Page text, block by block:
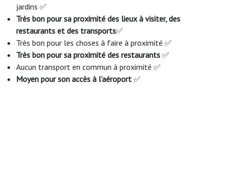
jardins ✅
Très bon pour sa proximité des lieux à visiter, des
restaurants et des transports✅
Très bon pour les choses à faire à proximité ✅
Très bon pour sa proximité des restaurants ✅
Aucun transport en commun à proximité ✅
Moyen pour son accès à l’aéroport ✅